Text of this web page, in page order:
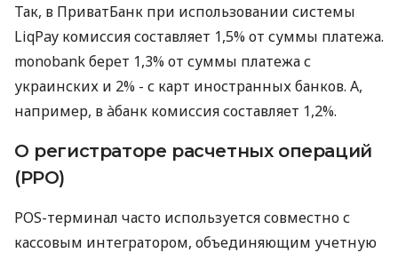
Так, в ПриватБанк при использовании системы
LiqPay комиссия составляет 1,5% от суммы платежа.
monobank берет 1,3% от суммы платежа с
украинских и 2% - с карт иностранных банков. А,
например, в àбанк комиссия составляет 1,2%.
О регистраторе расчетных операций
(РРО)
POS-терминал часто используется совместно с
кассовым интегратором, объединяющим учетную